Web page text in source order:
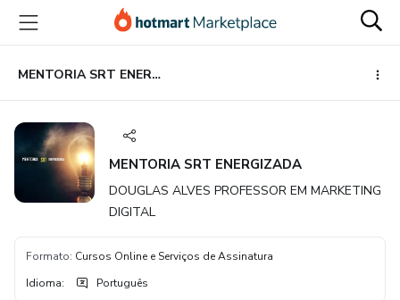
para
conteúdo
principal
para
pagamento
para
rodapé
MENTORIA SRT ENERGIZADA
MENTORIA SRT ENERGIZADA
DOUGLAS ALVES PROFESSOR EM MARKETING
DIGITAL
Formato: Cursos Online e Serviços de Assinatura
Idioma: Português